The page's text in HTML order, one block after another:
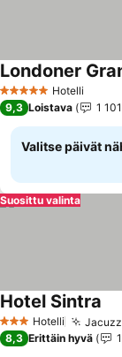
5 Tähtiluokitus
Hotelli
9,3 Loistava 1 101
Valitse päivät
Suosittu valinta
3 Tähtiluokitus
Hotelli
Hotel Sintra
8,3 Erittäin hyvä